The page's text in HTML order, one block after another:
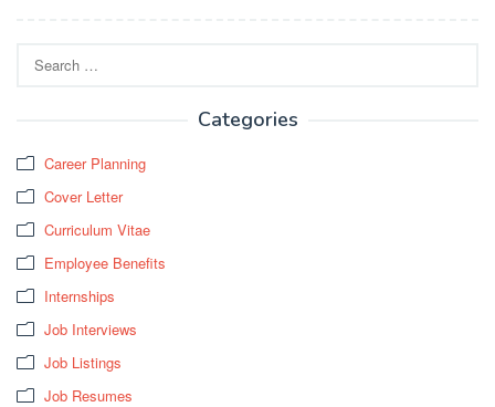
for:
Categories
Career Planning
Cover Letter
Curriculum Vitae
Employee Benefits
Internships
Job Interviews
Job Listings
Job Resumes